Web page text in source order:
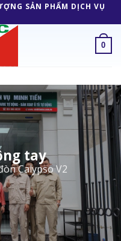
SẢN PHẨM DỊCH VỤ
0
tay
Calypso V2